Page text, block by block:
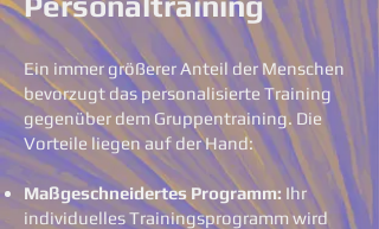
Ein immer größerer Anteil der Menschen
bevorzugt das personalisierte Training
gegenüber dem Gruppentraining. Die
Vorteile liegen auf der Hand:
Maßgeschneidertes Programm: Ihr
individuelles Trainingsprogramm wird